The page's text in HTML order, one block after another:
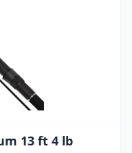
13 ft 4 lb